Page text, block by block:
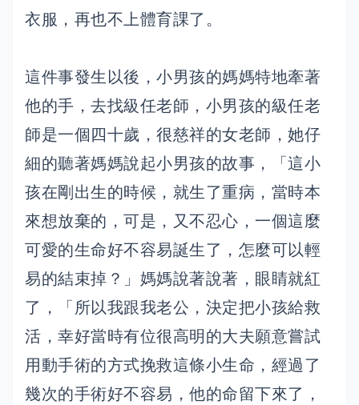
衣服，再也不上體育課了。
這件事發生以後，小男孩的媽媽特地牽著
他的手，去找級任老師，小男孩的級任老
師是一個四十歲，很慈祥的女老師，她仔
細的聽著媽媽說起小男孩的故事，「這小
孩在剛出生的時候，就生了重病，當時本
來想放棄的，可是，又不忍心，一個這麼
可愛的生命好不容易誕生了，怎麼可以輕
易的結束掉？」媽媽說著說著，眼睛就紅
了，「所以我跟我老公，決定把小孩給救
活，幸好當時有位很高明的大夫願意嘗試
用動手術的方式挽救這條小生命，經過了
幾次的手術好不容易，他的命留下來了，